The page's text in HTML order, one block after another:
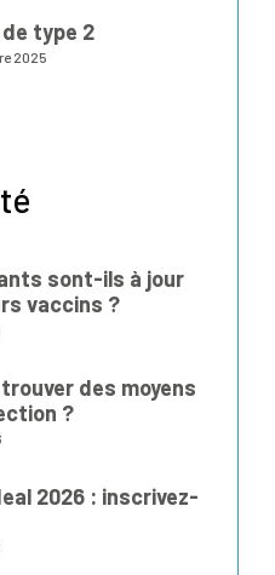
type 2
2025
sont-ils à jour
vaccins ?
des moyens
?
2026 : inscrivez-